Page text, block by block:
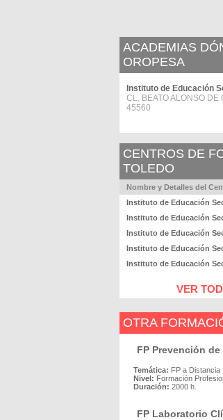
ACADEMIAS
OROPESA
Instituto de Educación
CL. BEATO ALONSO DE
45560
CENTROS DE
TOLEDO
Nombre y Detalles del
Instituto de Educación
Instituto de Educación
Instituto de Educación
Instituto de Educación
Instituto de Educación
VER
OTRA
FP Prevención
Temática: FP a Distancia
Nivel: Formación
Duración: 2000 h.
FP Laboratorio